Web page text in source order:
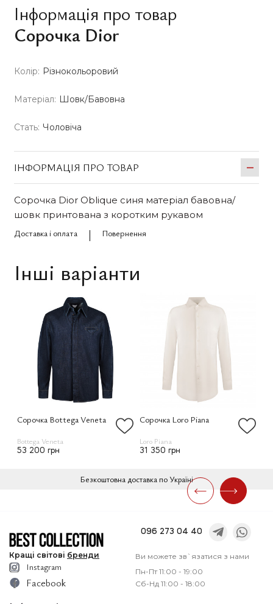
Інформація про товар
Сорочка Dior
Колір: Різнокольоровий
Матеріал: Шовк/Бавовна
Стать: Чоловіча
ІНФОРМАЦІЯ ПРО ТОВАР
Сорочка Dior Oblique синя матеріал бавовна/
шовк принтована з коротким рукавом
Доставка і оплата
Повернення
Інші варіанти
Сорочка Bottega Veneta
Bottega Veneta
53 200 грн
Сорочка Loro Piana
Loro Piana
31 350 грн
Безкоштовна доставка по Україні
Кращі світові бренди
096 273 04 40
Ви можете зв`язатися з нами
Пн-Пт 11:00 - 19:00
Сб-Нд 11:00 - 18:00
Instagram
Facebook